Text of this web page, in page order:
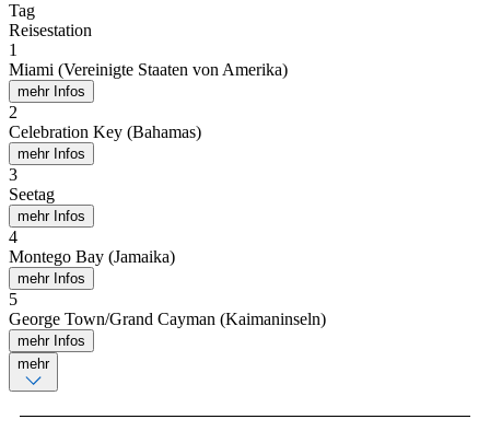
Tag
Reisestation
1
Miami (Vereinigte Staaten von Amerika)
mehr Infos
2
Celebration Key (Bahamas)
mehr Infos
3
Seetag
mehr Infos
4
Montego Bay (Jamaika)
mehr Infos
5
George Town/Grand Cayman (Kaimaninseln)
mehr Infos
mehr